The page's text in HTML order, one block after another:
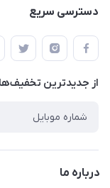
09174090037
09174090035
بوشهر ، بندر ديلم،
پنجمين فروشگاه
دسترسی سریع
حساب کاربری
راهنماي خريد
لیست محصولات
تماس با ما
از جدید‌ترین
درباره ما